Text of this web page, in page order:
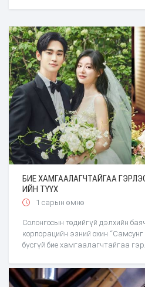
БИЕ ХАМГААЛАГЧТАЙГАА
ИЙН ТҮҮХ
1 сарын өмнө
Солонгосын төдийгүй дэлхийн
корпорацийн эзний охин
бүсгүй бие хамгаалагчтайгаа